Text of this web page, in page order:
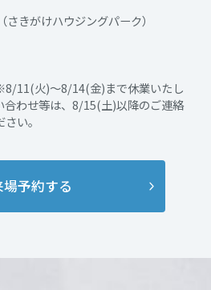
検索
略
がい福祉施設
営を目指すオーナー様まで、賃貸経営
届けします。
ォームをご検討の方
サイト。お得・便利・安心なコンテン
きがけハウジングパーク）
11(火)～8/14(金)まで休業いたし
合わせ等は、8/15(土)以降のご連絡
い。
場予約する
土)～8/31(月)10:00～
トにお答えいただいた方
べるギフトもプレゼント
件がございます。
確認ください。
ワホームをご覧くださ
る 詳細を見る
土)～9/28(月)10:00～